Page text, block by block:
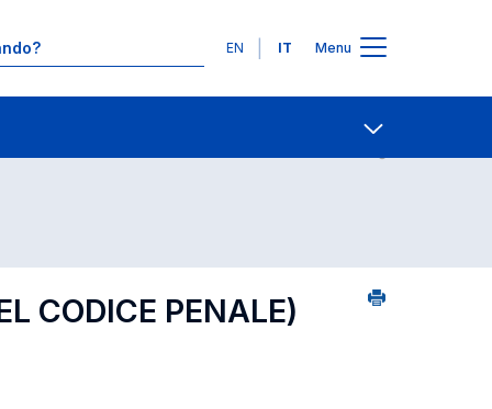
Lingue
EN IT Menu
Ricerca insegnamenti in ordine alfabetico Contatti
CODICE PENALE)